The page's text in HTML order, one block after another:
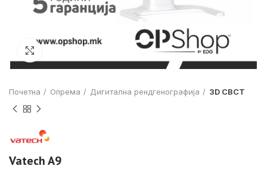
Почетна Опрема Дигитална рендгенографија 3D CBCT
Vatech A9